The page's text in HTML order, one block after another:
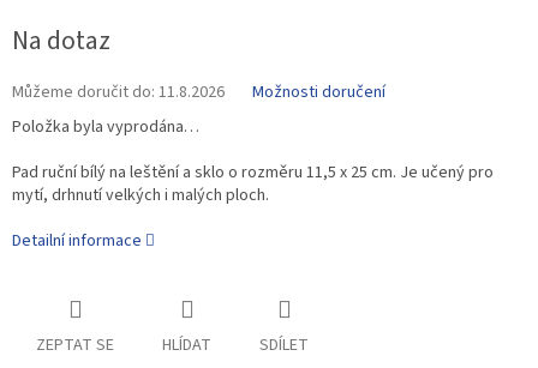
cena:
Na dotaz
Můžeme doručit do: 11.8.2026
Možnosti doručení
Položka byla vyprodána…
Pad ruční bílý na leštění a sklo o rozměru 11,5 x 25 cm. Je učený pro
mytí, drhnutí velkých i malých ploch.
Detailní informace
ZEPTAT SE HLÍDAT SDÍLET